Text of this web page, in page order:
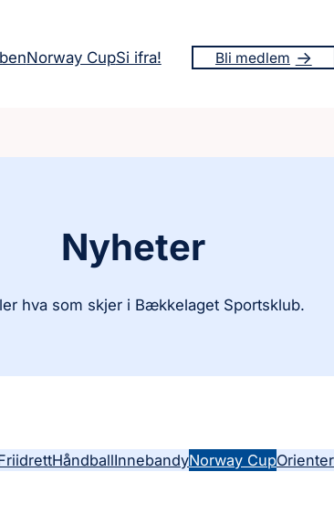
Norway CupSi ifra! Bli medlem
Nyheter
hva som skjer i Bækkelaget Sportsklub.
HåndballInnebandyNorway Cup